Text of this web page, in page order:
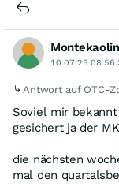
10.07.25
Antwort auf OTC-
Soviel mir
gesichert ja der
die nächsten
mal den